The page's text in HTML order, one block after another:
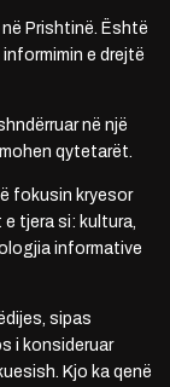
Prishtinë. Është
e drejtë
në një
qytetarët.
fokusin kryesor
tjera si: kultura,
informative
sipas
i konsideruar
Kjo ka qenë